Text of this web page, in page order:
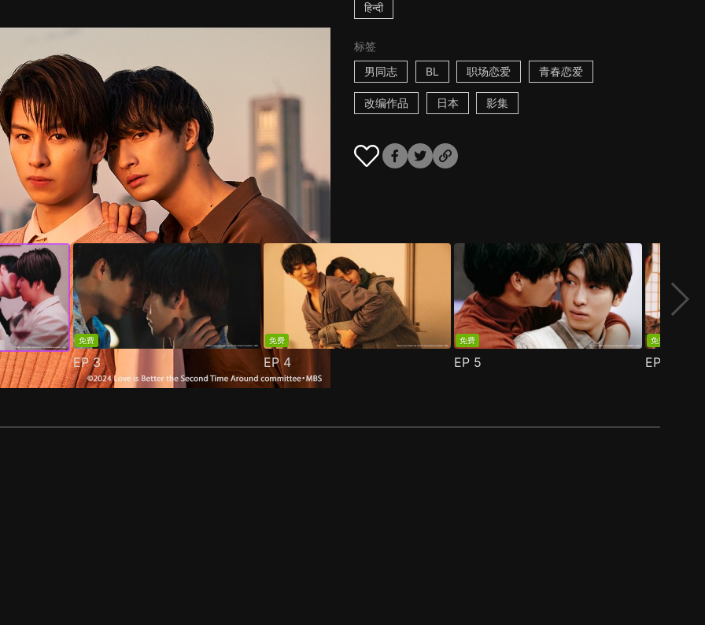
हिन्दी
标签
男同志
BL 职场恋爱 青春恋爱
改编作品 日本 影集
免费
EP3
免费
EP4
免费
EP 5
免费
EP